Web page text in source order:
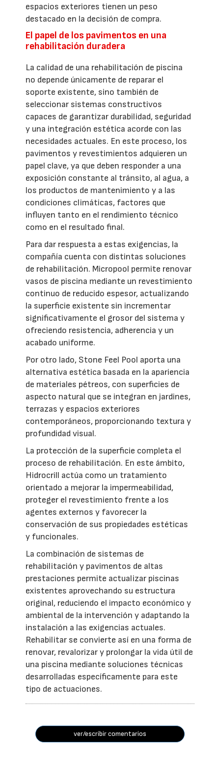
espacios exteriores tienen un peso
destacado en la decisión de compra.
El papel de los pavimentos en una
rehabilitación duradera
La calidad de una rehabilitación de piscina
no depende únicamente de reparar el
soporte existente, sino también de
seleccionar sistemas constructivos
capaces de garantizar durabilidad, seguridad
y una integración estética acorde con las
necesidades actuales. En este proceso, los
pavimentos y revestimientos adquieren un
papel clave, ya que deben responder a una
exposición constante al tránsito, al agua, a
los productos de mantenimiento y a las
condiciones climáticas, factores que
influyen tanto en el rendimiento técnico
como en el resultado final.
Para dar respuesta a estas exigencias, la
compañía cuenta con distintas soluciones
de rehabilitación. Micropool permite renovar
vasos de piscina mediante un revestimiento
continuo de reducido espesor, actualizando
la superficie existente sin incrementar
significativamente el grosor del sistema y
ofreciendo resistencia, adherencia y un
acabado uniforme.
Por otro lado, Stone Feel Pool aporta una
alternativa estética basada en la apariencia
de materiales pétreos, con superficies de
aspecto natural que se integran en jardines,
terrazas y espacios exteriores
contemporáneos, proporcionando textura y
profundidad visual.
La protección de la superficie completa el
proceso de rehabilitación. En este ámbito,
Hidrocrill actúa como un tratamiento
orientado a mejorar la impermeabilidad,
proteger el revestimiento frente a los
agentes externos y favorecer la
conservación de sus propiedades estéticas
y funcionales.
La combinación de sistemas de
rehabilitación y pavimentos de altas
prestaciones permite actualizar piscinas
existentes aprovechando su estructura
original, reduciendo el impacto económico y
ambiental de la intervención y adaptando la
instalación a las exigencias actuales.
Rehabilitar se convierte así en una forma de
renovar, revalorizar y prolongar la vida útil de
una piscina mediante soluciones técnicas
desarrolladas específicamente para este
tipo de actuaciones.
ver/escribir comentarios